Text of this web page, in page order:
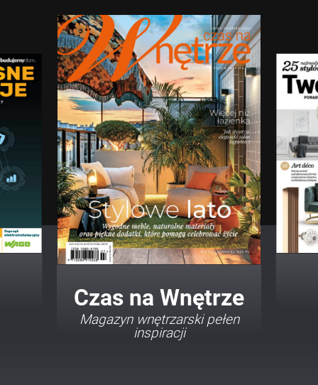
Twój Dom Twój Styl
Porady i inspiracje w
najmodniejszych stylach